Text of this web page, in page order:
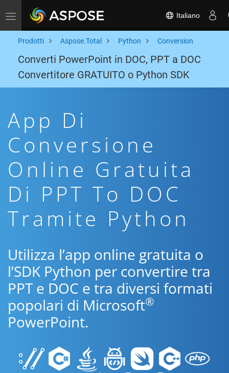
Toggle navigation Italiano
Prodotti Aspose.Total Python Conversion
Converti PowerPoint in DOC, PPT a DOC
Convertitore GRATUITO o Python SDK
App Di
Conversione
Online Gratuita
Di PPT To DOC
Tramite Python
Utilizza l’app online gratuita o
l’SDK Python per convertire tra
PPT e DOC e tra diversi formati
popolari di Microsoft®
PowerPoint.